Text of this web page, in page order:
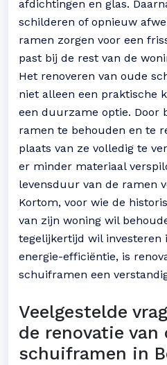
afdichtingen en glas.
schilderen of opnieuw
ramen zorgen voor een
past bij de rest van de
Het renoveren van oude
niet alleen een praktische
een duurzame optie. Door
ramen te behouden en te
plaats van ze volledig te
er minder materiaal
levensduur van de ramen
Kortom, voor wie de
van zijn woning wil
tegelijkertijd wil investeren
energie-efficiëntie, is
schuiframen een
Veelgestelde
de renovatie van
schuiframen in